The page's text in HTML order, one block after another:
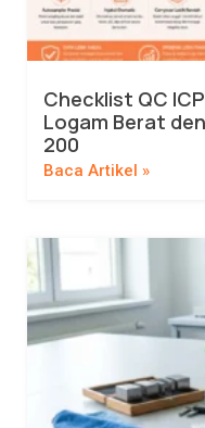
Checklist QC
Logam Berat
200
Baca Artikel »